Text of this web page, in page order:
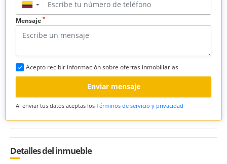
▼
Mensaje *
Acepto recibir información sobre ofertas inmobiliarias
Enviar mensaje
Al enviar tus datos aceptas los Términos de servicio y privacidad
Detalles del inmueble